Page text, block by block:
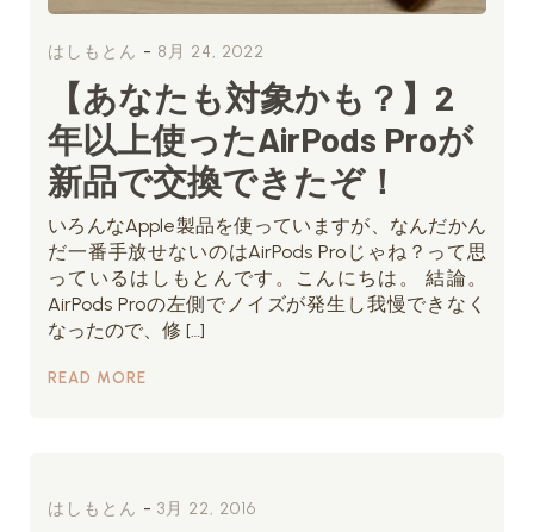
はしもとん - 8月 24, 2022
【あなたも対象かも？】2
年以上使ったAirPods Proが
新品で交換できたぞ！
いろんなApple製品を使っていますが、なんだかん
だ一番手放せないのはAirPods Proじゃね？って思
っているはしもとんです。こんにちは。 結論。
AirPods Proの左側でノイズが発生し我慢できなく
なったので、修 […]
READ MORE
はしもとん - 3月 22, 2016